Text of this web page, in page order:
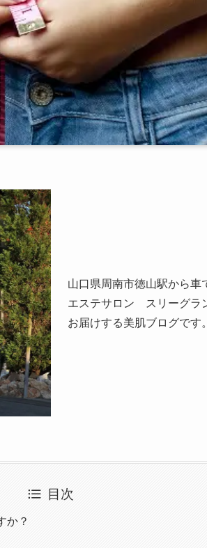
山口県周南市徳山駅から車
エステサロン スリーグラ
お届けする美肌ブログです。
目次
か？